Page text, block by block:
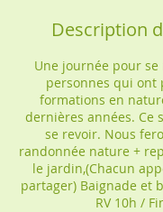
Description
Une journée pour
personnes qui ont
formations en
dernières années. Ce
se revoir. Nous
randonnée nature +
le jardin,(Chacun
partager) Baignade et
RV 10h /